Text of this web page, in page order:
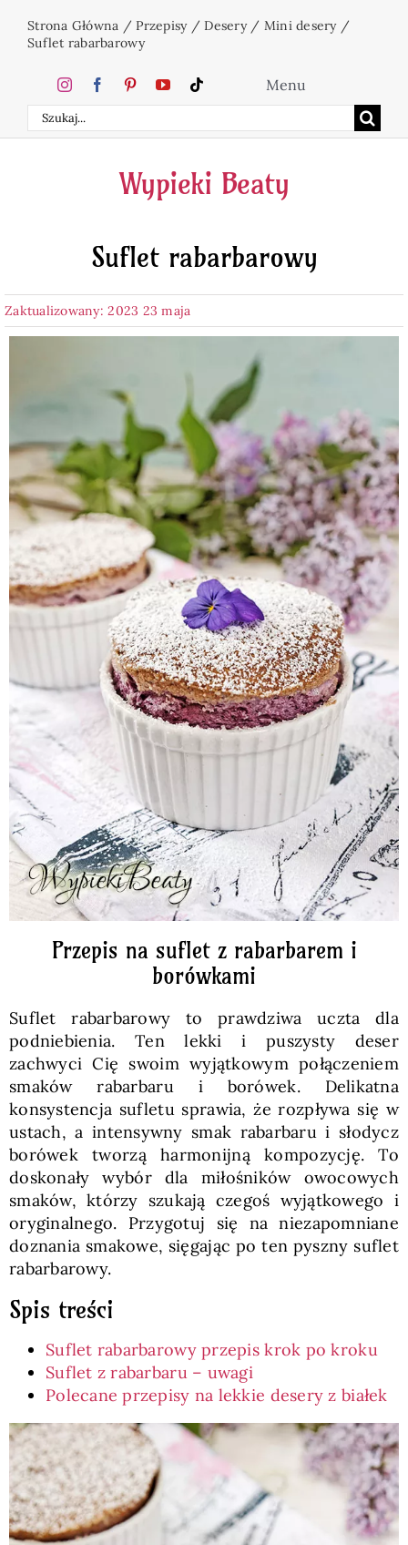
Strona Główna /Przepisy/Desery/ Mini desery/
Suflet rabarbarowy
Szukaj
Menu
Home
Ciasta
Desery
Pieczywo
Przetwory
Posiłki
Zdrowo i fit
Kuchnie świata
SKLEP
Polski
Wypieki Beaty
Suflet rabarbarowy
Zaktualizowany: 2023 23 maja
Przepis na suflet z rabarbarem i
borówkami
Suflet rabarbarowy to prawdziwa uczta dla
podniebienia. Ten lekki i puszysty deser
zachwyci Cię swoim wyjątkowym połączeniem
smaków rabarbaru i borówek. Delikatna
konsystencja sufletu sprawia, że rozpływa się w
ustach, a intensywny smak rabarbaru i słodycz
borówek tworzą harmonijną kompozycję. To
doskonały wybór dla miłośników owocowych
smaków, którzy szukają czegoś wyjątkowego i
oryginalnego. Przygotuj się na niezapomniane
doznania smakowe, sięgając po ten pyszny suflet
rabarbarowy.
Spis treści
Suflet rabarbarowy przepis krok po kroku
Suflet z rabarbaru – uwagi
Polecane przepisy na lekkie desery z białek